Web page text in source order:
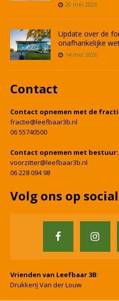
20 mei 2026
Update over de
onafhankelijke
14 mei 2026
Contact
Contact opnemen met de
fractie@leefbaar3b.nl
06 55740500
Contact opnemen met bestuur:
voorzitter@leefbaar3b.nl
06 228 094 98
Volg ons op
Vrienden van Leefbaar 3B:
Drukkerij Van der Louw